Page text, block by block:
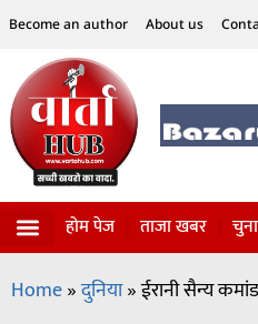
Become an author About us
होम पेज ताजा खबर
Home»दुनिया»ईरानी सैन्य